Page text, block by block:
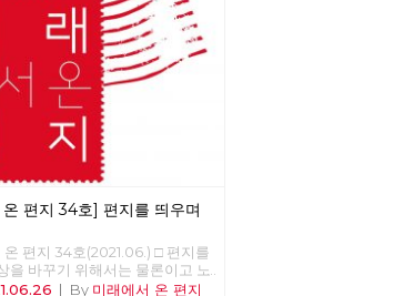
편지 34호] 편지를 띄우며
온 편지 34호(2021.06.) □ 편지를
을 바꾸기 위해서는 물론이고 노
와 확장을 위해서도 중요한 정치
| By 미래에서 온 편지